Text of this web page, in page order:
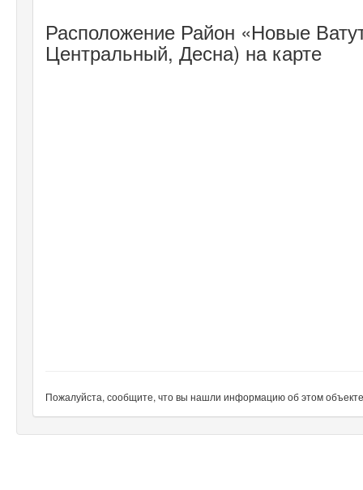
Расположение Район «Новые
Центральный, Десна) на карте
Пожалуйста, сообщите, что вы нашли информацию об этом